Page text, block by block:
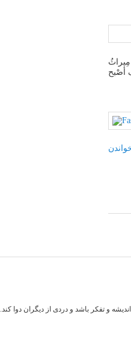
أصْبح
و تفکر باشد و دردی از دیگران دوا کند.